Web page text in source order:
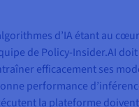
d’IA étant au
de Policy-Insider.AI
efficacement ses
performance
la plateforme